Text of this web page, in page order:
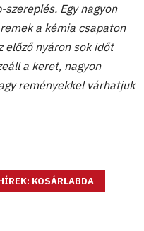
Egy nagyon
a kémia csapaton
előző nyáron sok időt
a keret, nagyon
reményekkel várhatjuk
KOSÁRLABDA